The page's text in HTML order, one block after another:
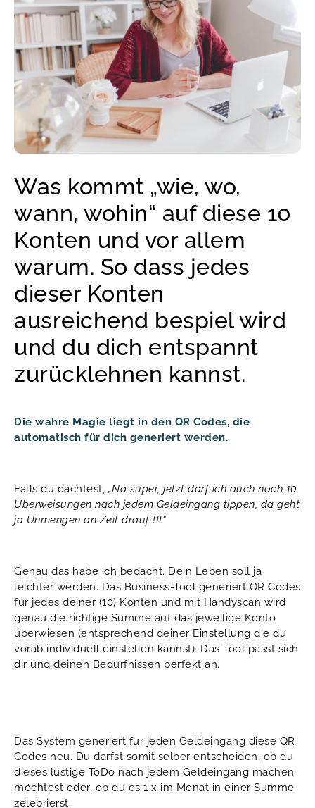
Was kommt „wie, wo,
wann, wohin“ auf diese 10
Konten und vor allem
warum. So dass jedes
dieser Konten
ausreichend bespiel wird
und du dich entspannt
zurücklehnen kannst.
Die wahre Magie liegt in den QR Codes, die
automatisch für dich generiert werden.
Falls du dachtest, „Na super, jetzt darf ich auch noch 10
Überweisungen nach jedem Geldeingang tippen, da geht
ja Unmengen an Zeit drauf !!!“
Genau das habe ich bedacht. Dein Leben soll ja
leichter werden. Das Business-Tool generiert QR Codes
für jedes deiner (10) Konten und mit Handyscan wird
genau die richtige Summe auf das jeweilige Konto
überwiesen (entsprechend deiner Einstellung die du
vorab individuell einstellen kannst). Das Tool passt sich
dir und deinen Bedürfnissen perfekt an.
Das System generiert für jeden Geldeingang diese QR
Codes neu. Du darfst somit selber entscheiden, ob du
dieses lustige ToDo nach jedem Geldeingang machen
möchtest oder, ob du es 1 x im Monat in einer Summe
zelebrierst.